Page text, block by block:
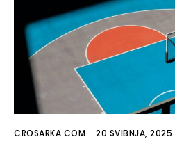
CROSARKA.COM -20 SVIBNJA, 2025